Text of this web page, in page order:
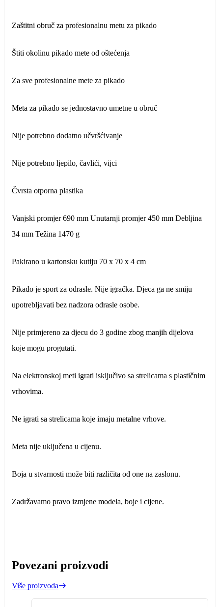
Zaštitni obruč za profesionalnu metu za pikado
Štiti okolinu pikado mete od oštećenja
Za sve profesionalne mete za pikado
Meta za pikado se jednostavno umetne u obruč
Nije potrebno dodatno učvršćivanje
Nije potrebno ljepilo, čavlići, vijci
Čvrsta otporna plastika
Vanjski promjer 690 mm Unutarnji promjer 450 mm Debljina
34 mm Težina 1470 g
Pakirano u kartonsku kutiju 70 x 70 x 4 cm
Pikado je sport za odrasle. Nije igračka. Djeca ga ne smiju
upotrebljavati bez nadzora odrasle osobe.
Nije primjereno za djecu do 3 godine zbog manjih dijelova
koje mogu progutati.
Na elektronskoj meti igrati isključivo sa strelicama s plastičnim
vrhovima.
Ne igrati sa strelicama koje imaju metalne vrhove.
Meta nije uključena u cijenu.
Boja u stvarnosti može biti različita od one na zaslonu.
Zadržavamo pravo izmjene modela, boje i cijene.
Povezani proizvodi
Više proizvoda